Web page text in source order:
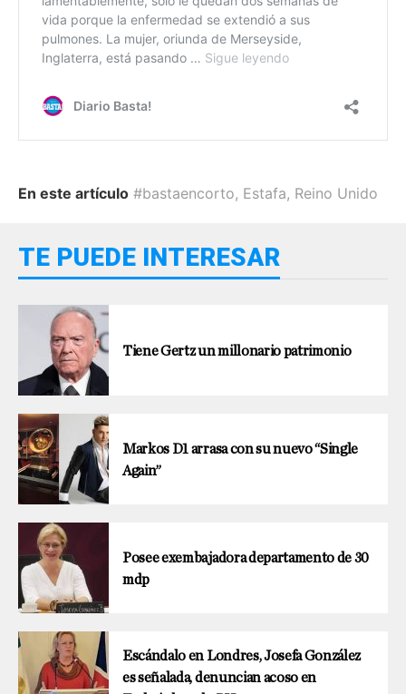
En este artículo #bastaencorto, Estafa, Reino Unido
TE PUEDE INTERESAR
Tiene Gertz un millonario patrimonio
Markos D1 arrasa con su nuevo “Single
Again”
Posee exembajadora departamento de 30
mdp
Escándalo en Londres, Josefa González
es señalada, denuncian acoso en